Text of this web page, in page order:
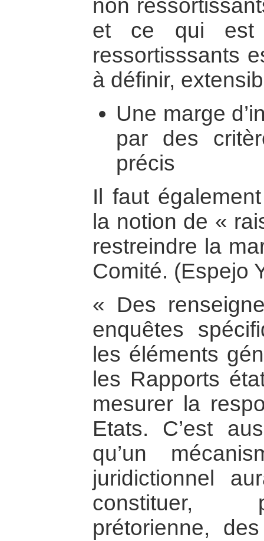
non
et ce qui est
ressortisssants
à définir,
Une marge
par des
précis
Il faut
la notion de «
restreindre la
Comité. (Espejo
« Des
enquêtes
les éléments
les Rapports
mesurer la
Etats. C’est
qu’un
juridictionnel
constituer,
prétorienne,